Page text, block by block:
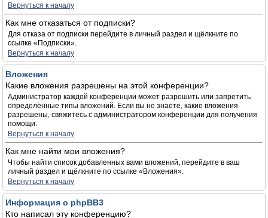
Вернуться к началу
Как мне отказаться от подписки?
Для отказа от подписки перейдите в личный раздел и щёлкните по
ссылке «Подписки».
Вернуться к началу
Вложения
Какие вложения разрешены на этой конференции?
Администратор каждой конференции может разрешить или запретить
определённые типы вложений. Если вы не знаете, какие вложения
разрешены, свяжитесь с администратором конференции для получения
помощи.
Вернуться к началу
Как мне найти мои вложения?
Чтобы найти список добавленных вами вложений, перейдите в ваш
личный раздел и щёлкните по ссылке «Вложения».
Вернуться к началу
Информация о phpBB3
Кто написал эту конференцию?